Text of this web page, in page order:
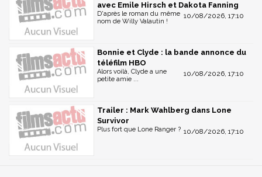
avec Emile Hirsch et Dakota Fanning
10/08/2026, 17:10
D'après le roman du même
nom de Willy Valautin !
Bonnie et Clyde : la bande annonce du
téléfilm HBO
10/08/2026, 17:10
Alors voilà, Clyde a une
petite amie ...
Trailer : Mark Wahlberg dans Lone
Survivor
10/08/2026, 17:10
Plus fort que Lone Ranger ?